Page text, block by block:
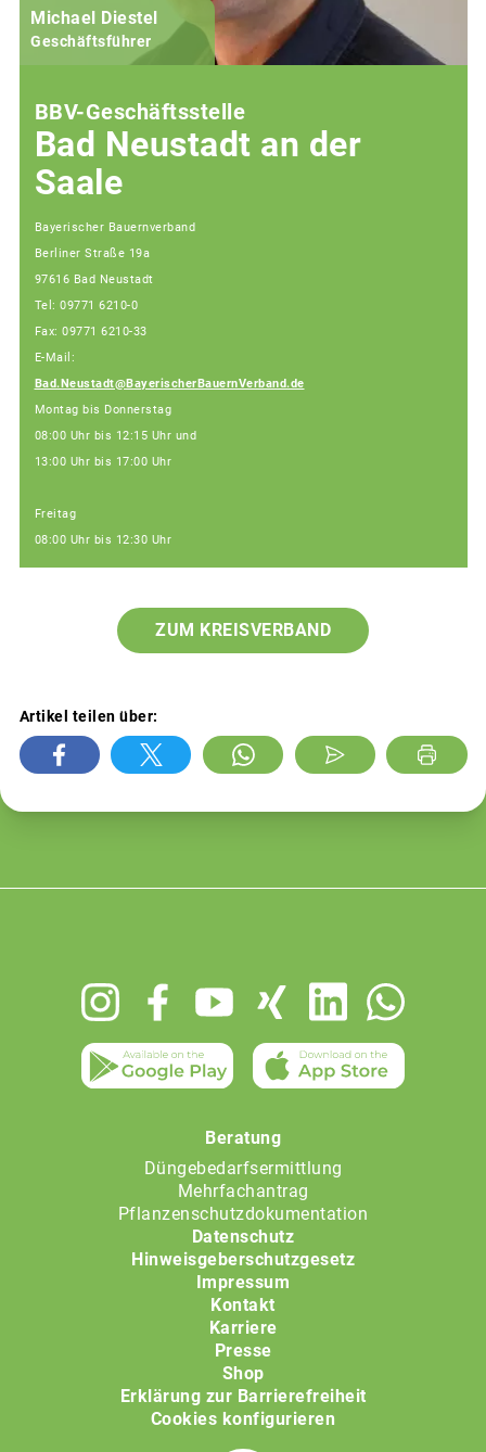
Michael Diestel
Geschäftsführer
BBV-Geschäftsstelle
Bad Neustadt an der
Saale
Bayerischer Bauernverband
Berliner Straße 19a
97616 Bad Neustadt
Tel: 09771 6210-0
Fax: 09771 6210-33
E-Mail:
Bad.Neustadt@BayerischerBauernVerband.de
Montag bis Donnerstag
08:00 Uhr bis 12:15 Uhr und
13:00 Uhr bis 17:00 Uhr
Freitag
08:00 Uhr bis 12:30 Uhr
ZUM KREISVERBAND
Artikel teilen über:
Beratung
Düngebedarfsermittlung
Mehrfachantrag
Pflanzenschutzdokumentation
Datenschutz
Hinweisgeberschutzgesetz
Impressum
Kontakt
Karriere
Presse
Shop
Erklärung zur Barrierefreiheit
Cookies konfigurieren